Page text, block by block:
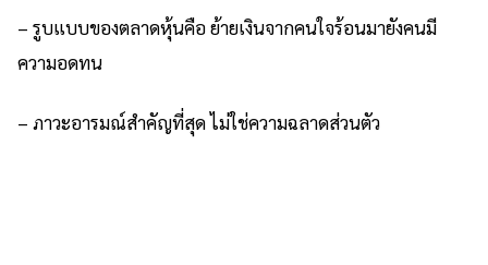
– รูบแบบของตลาดหุ้นคือ ย้ายเงินจากคนใจร้อนมายังคนมี
ความอดทน
– ภาวะอารมณ์สำคัญที่สุด ไม่ใช่ความฉลาดส่วนตัว